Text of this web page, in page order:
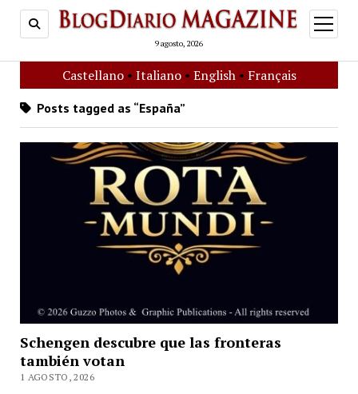
9 agosto, 2026
open
menu
Castellano• Italiano• English• Français
Posts tagged as “España”
Schengen descubre que las fronteras
también votan
1 AGOSTO, 2026